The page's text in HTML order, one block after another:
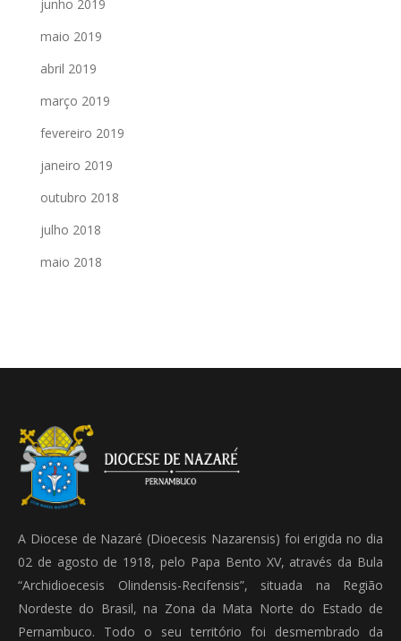
junho 2019
maio 2019
abril 2019
março 2019
fevereiro 2019
janeiro 2019
outubro 2018
julho 2018
maio 2018
A Diocese de Nazaré (Dioecesis Nazarensis) foi erigida no dia
02 de agosto de 1918, pelo Papa Bento XV, através da Bula
“Archidioecesis Olindensis-Recifensis”, situada na Região
Nordeste do Brasil, na Zona da Mata Norte do Estado de
Pernambuco. Todo o seu território foi desmembrado da